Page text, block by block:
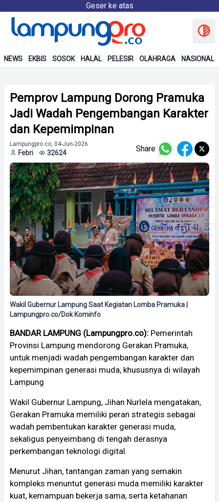
Geser ke atas
NEWS EKBIS SOSOK HALAL PELESIR OLAHRAGA NASIONAL
Pemprov Lampung Dorong Pramuka
Jadi Wadah Pengembangan Karakter
dan Kepemimpinan
Lampungpro.co, 04-Jun-2026
Febri 32624 Share
Wakil Gubernur Lampung Saat Kegiatan Lomba Pramuka |
Lampungpro.co/Dok Kominfo
BANDAR LAMPUNG (Lampungpro.co): Pemerintah
Provinsi Lampung mendorong Gerakan Pramuka,
untuk menjadi wadah pengembangan karakter dan
kepemimpinan generasi muda, khususnya di wilayah
Lampung
Wakil Gubernur Lampung, Jihan Nurlela mengatakan,
Gerakan Pramuka memiliki peran strategis sebagai
wadah pembentukan karakter generasi muda,
sekaligus penyeimbang di tengah derasnya
perkembangan teknologi digital.
Menurut Jihan, tantangan zaman yang semakin
kompleks menuntut generasi muda memiliki karakter
kuat, kemampuan bekerja sama, serta ketahanan